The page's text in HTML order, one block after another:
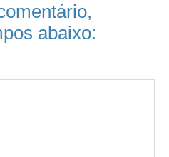
abaixo: